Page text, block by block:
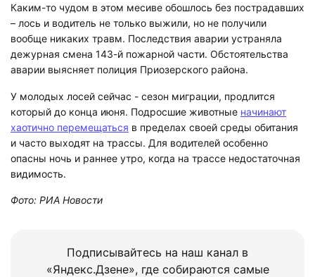
Каким-то чудом в этом месиве обошлось без пострадавших
– лось и водитель не только выжили, но не получили
вообще никаких травм. Последствия аварии устраняла
дежурная смена 143-й пожарной части. Обстоятельства
аварии выясняет полиция Приозерского района.
У молодых лосей сейчас - сезон миграции, продлится
который до конца июня. Подросшие животные начинают
хаотично перемещаться в пределах своей среды обитания
и часто выходят на трассы. Для водителей особенно
опасны ночь и раннее утро, когда на трассе недостаточная
видимость.
Фото: РИА Новости
Подписывайтесь на наш канал в
«Яндекс.Дзене», где собираются самые